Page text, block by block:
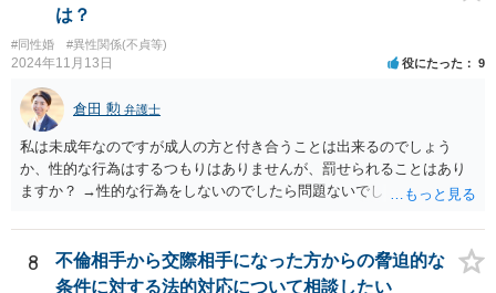
は？
#同性婚 #異性関係(不貞等)
2024年11月13日 役にたった 9
倉田 勲 弁護士
私は未成年なのですが成人の方と付き合うことは出来るのでしょう
か、性的な行為はするつもりはありませんが、罰せられることはあり
ますか？ →性的な行為をしないのでしたら問題ないでしょう
8
不倫相手から交際相手になった方からの脅迫的な
条件に対する法的対応について相談したい